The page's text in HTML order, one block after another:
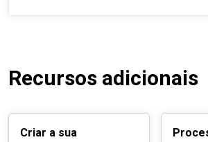
MAPUTO,
Recursos adicionais
Criar a sua